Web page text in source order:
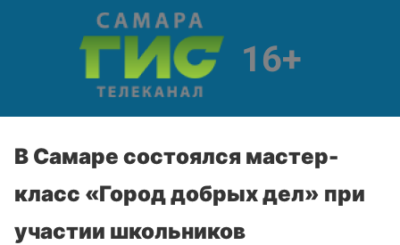
В Самаре состоялся мастер-
класс «Город добрых дел» при
участии школьников